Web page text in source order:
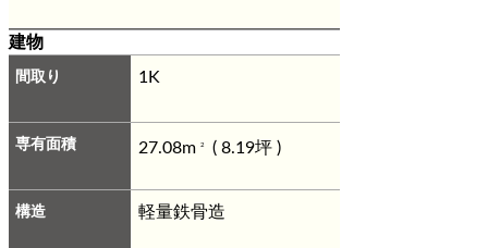
建物
間取り 1K
専有面積 27.08m 2 ( 8.19坪 )
構造 軽量鉄骨造